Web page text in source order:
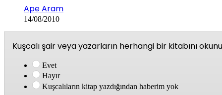
Ape Aram
14/08/2010
Kuşcalı şair veya yazarların herhangi bir kitabını
Evet
Hayır
Kuşcalıların kitap yazdığından haberim yok